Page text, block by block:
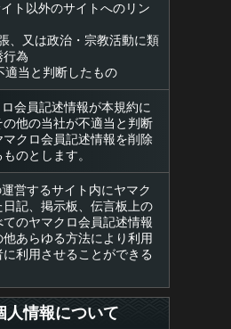
ト以外のサイトへのリン
、又は政治・宗教活動に類
行為
適当と判断したもの
会員記述情報が本規約に
他の当社が不適当と判断
マクロ会員記述情報を削除
のとします。
営するサイト内にヤマク
日記、掲示板、伝言板上の
のヤマクロ会員記述情報
あらゆる方法により利用
に利用させることができる
人情報について